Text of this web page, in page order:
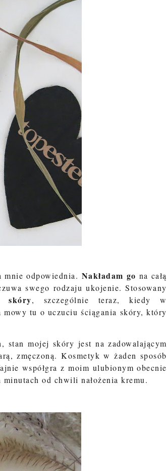
odpowiednia. Nakładam go na całą
swego rodzaju ukojenie. Stosowany
skóry, szczególnie teraz, kiedy w
mowy tu o uczuciu ściągania skóry, który
stan mojej skóry jest na zadowalającym
zmęczoną. Kosmetyk w żaden sposób
współgra z moim ulubionym obecnie
od chwili nałożenia kremu.